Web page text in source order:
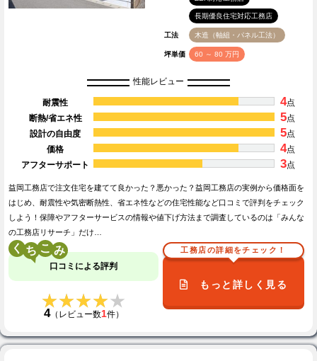
長期優良住宅対応工務店
工法 木造（軸組・パネル工法）
坪単価 60 ～ 80 万円
性能レビュー
耐震性 4点
断熱/省エネ性
5点
設計の自由度
5点
価格
4点
アフターサポート
3点
益岡工務店で注文住宅を建てて良かった？悪かった？益岡工務店の実例から価格面を
はじめ、耐震性や気密断熱性、省エネ性などの住宅性能など口コミで評判をチェック
しよう！保障やアフターサービスの情報や値下げ方法まで調査しているのは「みんな
の工務店リサーチ」だけ…
く こ
口コミによる評判
★★★★★
★★★★★
4（レビュー数1件）
工務店の詳細をチェック！
もっと詳しく見る